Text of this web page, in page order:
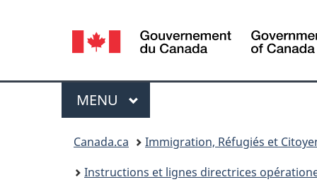
Sélection
de
la
langue
Menu
MENU PRINCIPAL
Canada.ca
Immigration, Réfugiés et
Instructions et lignes directrices